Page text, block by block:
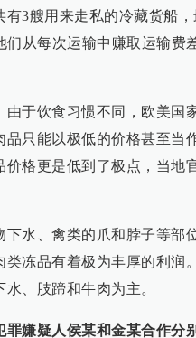
有3艘用来走私的冷藏货船
们从每次运输中赚取运输费
由于饮食习惯不同，欧美国
品只能以极低的价格甚至当
价格更是低到了极点，当地
下水、禽类的爪和脖子等部
冻品有着极为丰厚的利润
、肢蹄和牛肉为主。
罪嫌疑人侯某和金某合作分